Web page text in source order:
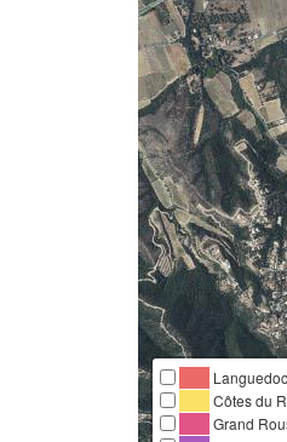
Languedoc
Côtes du
Grand